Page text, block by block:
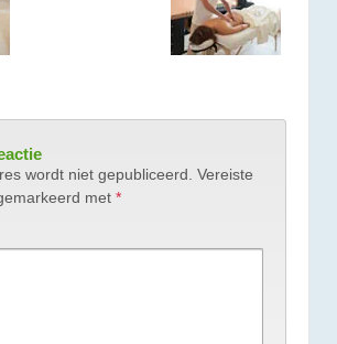
wordt niet gepubliceerd. Vereiste
met *